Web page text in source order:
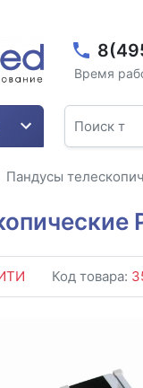
Время
Пандусы
Код товара: